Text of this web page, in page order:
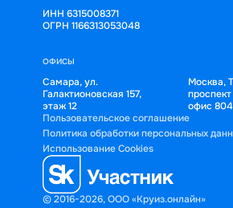
ИНН 6315008371
ОГРН 1166313053048
ОФИСЫ
Самара, ул.
Галактионовская 157,
этаж 12
Москва,
офис 804
© 2016-2026, ООО «Круиз.онлайн»
Пользовательское соглашение
Политика обработки персональных
Использование Cookies